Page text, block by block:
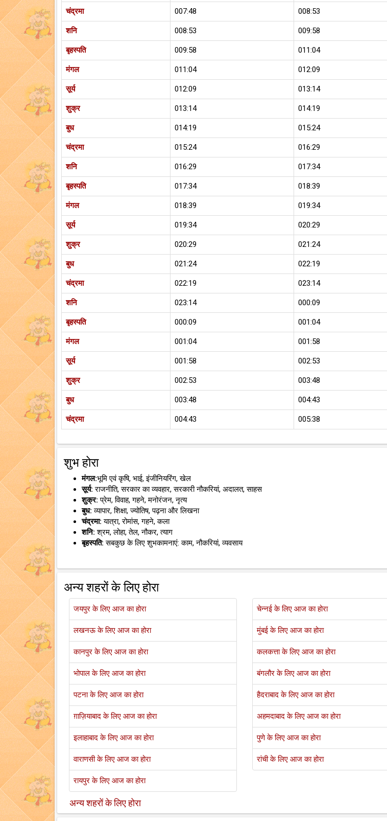
चंद्रमा 007:48 008:53
शनि 008:53 009:58
बृहस्पति 009:58 011:04
मंगल 011:04 012:09
सूर्य 012:09 013:14
शुक्र 013:14 014:19
बुध 014:19 015:24
चंद्रमा 015:24 016:29
शनि 016:29 017:34
बृहस्पति 017:34 018:39
मंगल 018:39 019:34
सूर्य 019:34 020:29
शुक्र 020:29 021:24
बुध 021:24 022:19
चंद्रमा 022:19 023:14
शनि 023:14 000:09
बृहस्पति 000:09 001:04
मंगल 001:04 001:58
सूर्य 001:58 002:53
शुक्र 002:53 003:48
बुध 003:48 004:43
चंद्रमा 004:43 005:38
शुभ होरा
मंगल:भूमि एवं कृषि, भाई, इंजीनियरिंग, खेल
सूर्य: राजनीति, सरकार का व्यवहार, सरकारी नौकरियां, अदालत, साहस
शुक्र: प्रेम, विवाह, गहने, मनोरंजन, नृत्य
बुध: व्यापार, शिक्षा, ज्योतिष, पढ़ना और लिखना
चंद्रमा: यात्रा, रोमांस, गहने, कला
शनि: श्रम, लोहा, तेल, नौकर, त्याग
बृहस्पति: सबकुछ के लिए शुभकामनाएं: काम, नौकरियां, व्यवसाय
अन्य शहरों के लिए होरा
जयपुर के लिए आज का होरा
लखनऊ के लिए आज का होरा
कानपुर के लिए आज का होरा
भोपाल के लिए आज का होरा
पटना के लिए आज का होरा
ग़ाज़ियाबाद के लिए आज का होरा
इलाहाबाद के लिए आज का होरा
वाराणसी के लिए आज का होरा
रायपुर के लिए आज का होरा
चेन्नई के लिए आज का होरा
मुंबई के लिए आज का होरा
कलकत्ता के लिए आज का होरा
बंगलौर के लिए आज का होरा
हैदराबाद के लिए आज का होरा
अहमदाबाद के लिए आज का होरा
पुणे के लिए आज का होरा
रांची के लिए आज का होरा
अन्य शहरों के लिए होरा